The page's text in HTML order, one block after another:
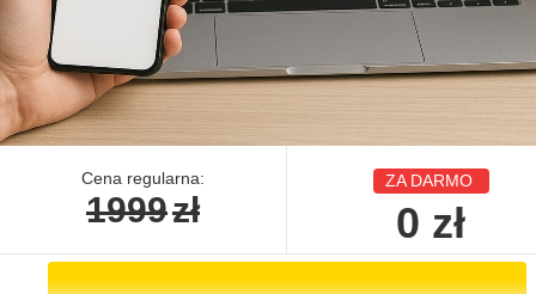
Cena regularna:
1999zł
ZA DARMO
0 zł